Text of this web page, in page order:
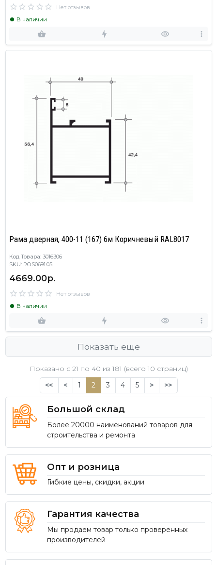
Нет отзывов
В наличии
Рама дверная, 400-11 (167) 6м Коричневый RAL8017
Код Товара: 3016306
SKU: ROS0691.05
4669.00р.
Нет отзывов
В наличии
Показать еще
Показано с 21 по 40 из 181 (всего 10 страниц)
<<
< 1 2 3 4 5 > >>
Большой склад
Более 20000 наименований товаров для
строительства и ремонта
Опт и розница
Гибкие цены, скидки, акции
Гарантия качества
Мы продаем товар только проверенных
производителей